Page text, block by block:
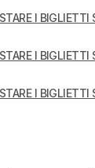
I
I BIGLIETTI
I BIGLIETTI